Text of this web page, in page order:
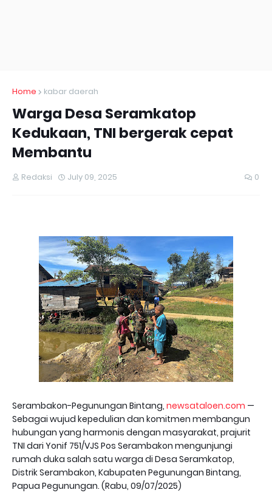
Home kabar daerah
Warga Desa Seramkatop
Kedukaan, TNI bergerak cepat
Membantu
Redaksi July 09, 2025 0
Serambakon-Pegunungan Bintang, newsataloen.com —
Sebagai wujud kepedulian dan komitmen membangun
hubungan yang harmonis dengan masyarakat, prajurit
TNI dari Yonif 751/VJS Pos Serambakon mengunjungi
rumah duka salah satu warga di Desa Seramkatop,
Distrik Serambakon, Kabupaten Pegunungan Bintang,
Papua Pegunungan. (Rabu, 09/07/2025)